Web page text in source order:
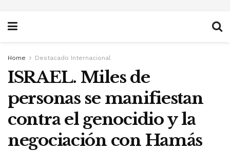
Home Destacado Internacional
ISRAEL. Miles de
personas se manifiestan
contra el genocidio y la
negociación con Hamás